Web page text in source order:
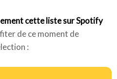
cette liste sur Spotify
de ce moment de
: